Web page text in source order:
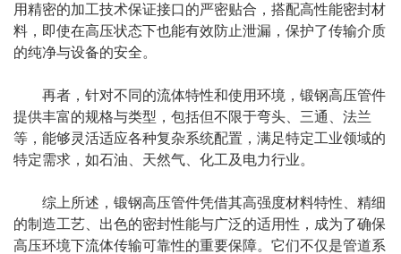
用精密的加工技术保证接口的严密贴合，搭配高性能密封材
料，即使在高压状态下也能有效防止泄漏，保护了传输介质
的纯净与设备的安全。
再者，针对不同的流体特性和使用环境，锻钢高压管件
提供丰富的规格与类型，包括但不限于弯头、三通、法兰
等，能够灵活适应各种复杂系统配置，满足特定工业领域的
特定需求，如石油、天然气、化工及电力行业。
综上所述，锻钢高压管件凭借其高强度材料特性、精细
的制造工艺、出色的密封性能与广泛的适用性，成为了确保
高压环境下流体传输可靠性的重要保障。它们不仅是管道系